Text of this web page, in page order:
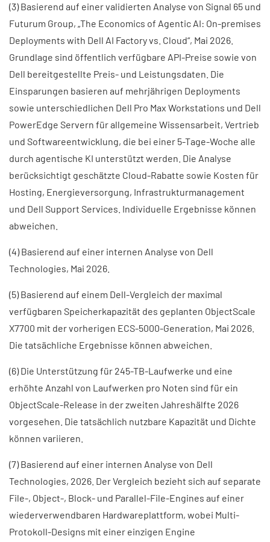
(3) Basierend auf einer validierten Analyse von Signal 65 und
Futurum Group, „The Economics of Agentic AI: On-premises
Deployments with Dell AI Factory vs. Cloud“, Mai 2026.
Grundlage sind öffentlich verfügbare API-Preise sowie von
Dell bereitgestellte Preis- und Leistungsdaten. Die
Einsparungen basieren auf mehrjährigen Deployments
sowie unterschiedlichen Dell Pro Max Workstations und Dell
PowerEdge Servern für allgemeine Wissensarbeit, Vertrieb
und Softwareentwicklung, die bei einer 5-Tage-Woche alle
durch agentische KI unterstützt werden. Die Analyse
berücksichtigt geschätzte Cloud-Rabatte sowie Kosten für
Hosting, Energieversorgung, Infrastrukturmanagement
und Dell Support Services. Individuelle Ergebnisse können
abweichen.
(4) Basierend auf einer internen Analyse von Dell
Technologies, Mai 2026.
(5) Basierend auf einem Dell-Vergleich der maximal
verfügbaren Speicherkapazität des geplanten ObjectScale
X7700 mit der vorherigen ECS-5000-Generation, Mai 2026.
Die tatsächliche Ergebnisse können abweichen.
(6) Die Unterstützung für 245-TB-Laufwerke und eine
erhöhte Anzahl von Laufwerken pro Noten sind für ein
ObjectScale-Release in der zweiten Jahreshälfte 2026
vorgesehen. Die tatsächlich nutzbare Kapazität und Dichte
können variieren.
(7) Basierend auf einer internen Analyse von Dell
Technologies, 2026. Der Vergleich bezieht sich auf separate
File-, Object-, Block- und Parallel-File-Engines auf einer
wiederverwendbaren Hardwareplattform, wobei Multi-
Protokoll-Designs mit einer einzigen Engine